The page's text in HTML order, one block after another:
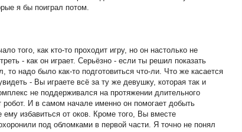
я бы поиграл потом.
того, как кто-то проходит игру, но он настолько не
- как он играет. Серьёзно - если ты решил показать
то надо было как-то подготовиться что-ли. Что же касается
- Вы играете всё за ту же девушку, которая так и
не поддерживался на протяжении длительного
И в самом начале именно он помогает добыть
ему избавиться от оков. Кроме того, Вы вместе
под обломками в первой части. Я точно не понял